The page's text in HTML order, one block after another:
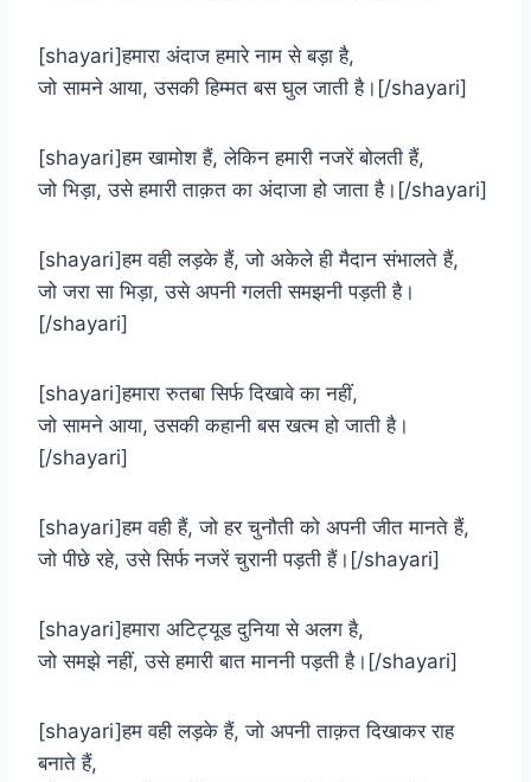
[shayari]हमारा अंदाज हमारे नाम से बड़ा है,
जो सामने आया, उसकी हिम्मत बस घुल जाती है।[/shayari]
[shayari]हम खामोश हैं, लेकिन हमारी नजरें बोलती हैं,
जो भिड़ा, उसे हमारी ताक़त का अंदाजा हो जाता है।[/shayari]
[shayari]हम वही लड़के हैं, जो अकेले ही मैदान संभालते हैं,
जो जरा सा भिड़ा, उसे अपनी गलती समझनी पड़ती है।
[/shayari]
[shayari]हमारा रुतबा सिर्फ दिखावे का नहीं,
जो सामने आया, उसकी कहानी बस खत्म हो जाती है।
[/shayari]
[shayari]हम वही हैं, जो हर चुनौती को अपनी जीत मानते हैं,
जो पीछे रहे, उसे सिर्फ नजरें चुरानी पड़ती हैं।[/shayari]
[shayari]हमारा अटिट्यूड दुनिया से अलग है,
जो समझे नहीं, उसे हमारी बात माननी पड़ती है।[/shayari]
[shayari]हम वही लड़के हैं, जो अपनी ताक़त दिखाकर राह
बनाते हैं,